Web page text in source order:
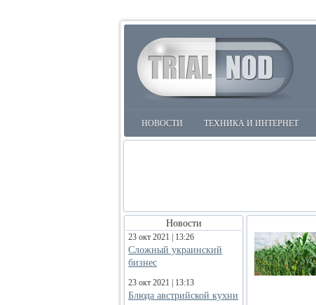
НОВОСТИ ТЕХНИКА И ИНТЕРНЕТ
Новости
23 окт 2021 | 13:26
Сложный украинский
бизнес
23 окт 2021 | 13:13
Блюда австрийской кухни